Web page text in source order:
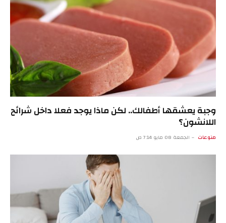
وجبة يعشقها أطفالك.. لكن ماذا يوجد فعلا داخل شرائح
اللانشون؟
منوعات الجمعة 08 مايو 7:14 ص